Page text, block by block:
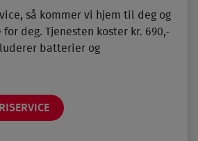
så kommer vi hjem til deg og
deg. Tjenesten koster kr. 690,-
batterier og